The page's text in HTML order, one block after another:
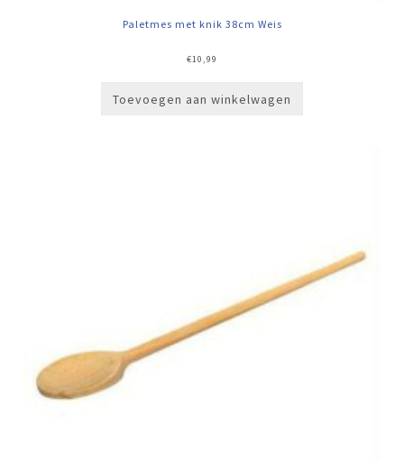
Paletmes met knik 38cm Weis
€10,99
Toevoegen aan winkelwagen